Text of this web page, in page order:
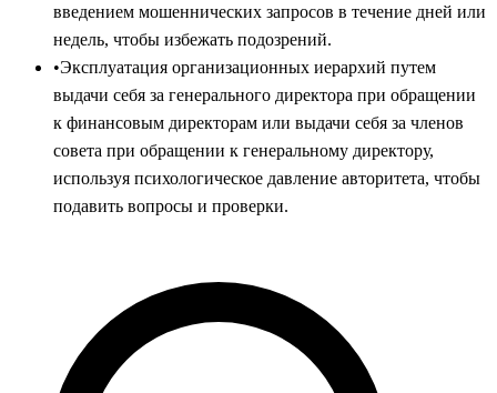
введением мошеннических запросов в течение дней или
недель, чтобы избежать подозрений.
•Эксплуатация организационных иерархий путем
выдачи себя за генерального директора при обращении
к финансовым директорам или выдачи себя за членов
совета при обращении к генеральному директору,
используя психологическое давление авторитета, чтобы
подавить вопросы и проверки.